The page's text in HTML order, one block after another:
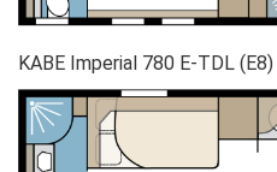
KABE Imperial 780 E-TDL (E8)